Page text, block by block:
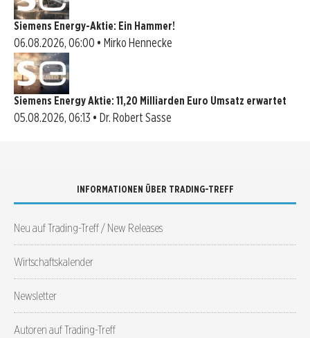
Siemens Energy-Aktie: Ein Hammer!
06.08.2026, 06:00 • Mirko Hennecke
Siemens Energy Aktie: 11,20 Milliarden Euro Umsatz erwartet
05.08.2026, 06:13 • Dr. Robert Sasse
INFORMATIONEN ÜBER TRADING-TREFF
Neu auf Trading-Treff / New Releases
Wirtschaftskalender
Newsletter
Autoren auf Trading-Treff